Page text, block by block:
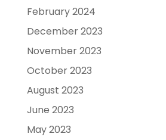
February 2024
December 2023
November 2023
October 2023
August 2023
June 2023
May 2023